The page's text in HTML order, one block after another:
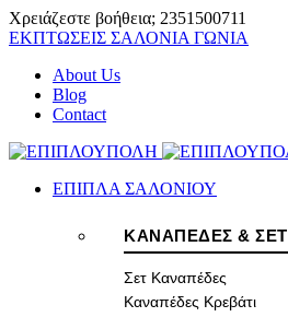
Χρειάζεστε βοήθεια; 2351500711
ΕΚΠΤΩΣΕΙΣ ΣΑΛΟΝΙΑ ΓΩΝΙΑ
About Us
Blog
Contact
ΕΠΙΠΛΑ ΣΑΛΟΝΙΟΥ
ΚΑΝΑΠΕΔΕΣ & ΣΕΤ
Σετ Καναπέδες
Καναπέδες Κρεβάτι